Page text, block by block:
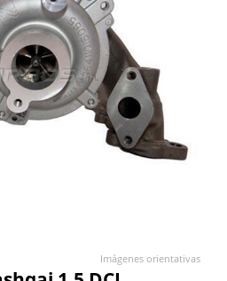
Imágenes orientativas